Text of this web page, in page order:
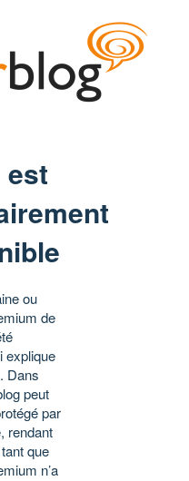
est
ou
de
explique
Dans
peut
par
rendant
que
n’a